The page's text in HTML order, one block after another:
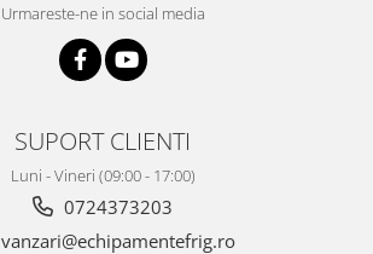
Urmareste-ne in social media
SUPORT CLIENTI
Luni - Vineri (09:00 - 17:00)
0724373203
vanzari@echipamentefrig.ro